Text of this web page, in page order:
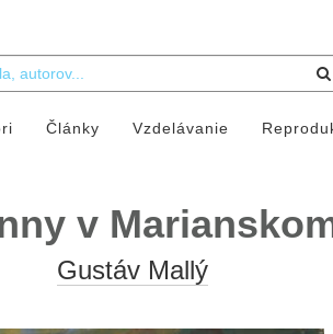
Články Vzdelávanie
v
Gustáv Mallý